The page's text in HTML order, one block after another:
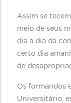
Assim se
meio de seus
dia a dia da
certo dia
de
Os formandos
Universitário,